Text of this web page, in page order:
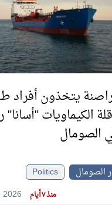
يتخذون أفراد
الكيماويات "أسانا"
الصومال
الصومال
Politics
منذ ٧ أيام